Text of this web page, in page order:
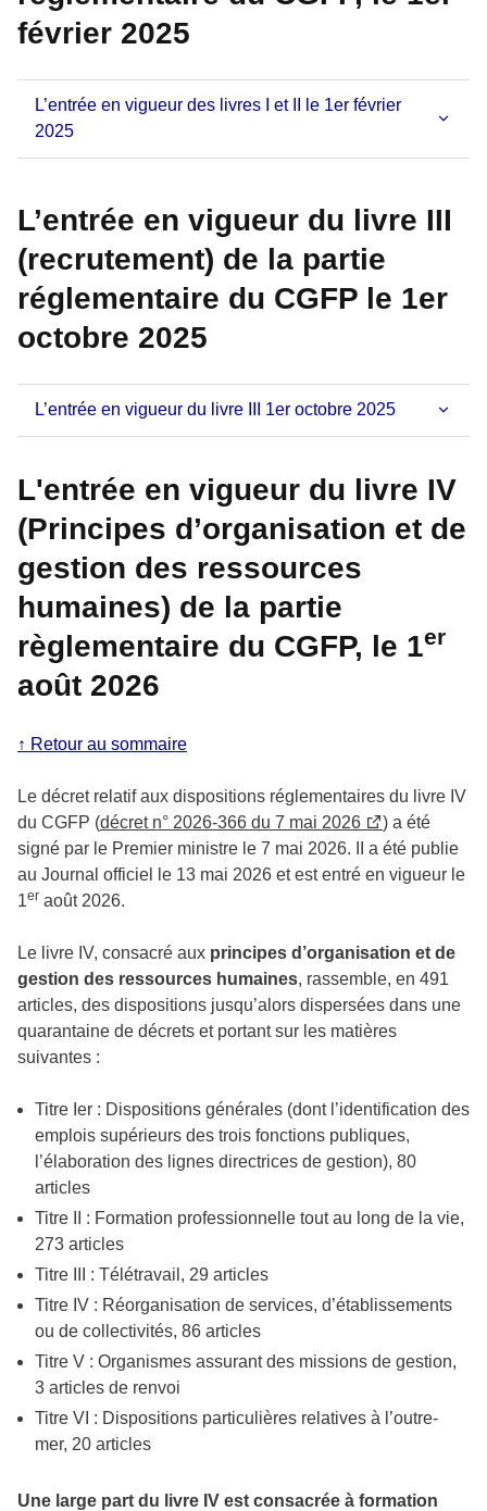
février 2025
L’entrée en vigueur des livres I et II le 1er février
2025
L’entrée en vigueur du livre III
(recrutement) de la partie
réglementaire du CGFP le 1er
octobre 2025
L’entrée en vigueur du livre III 1er octobre 2025
L'entrée en vigueur du livre IV
(Principes d’organisation et de
gestion des ressources
humaines) de la partie
règlementaire du CGFP, le 1er
août 2026
↑ Retour au sommaire
Le décret relatif aux dispositions réglementaires du livre IV
du CGFP (décret n° 2026-366 du 7 mai 2026
) a été
signé par le Premier ministre le 7 mai 2026. II a été publie
au Journal officiel le 13 mai 2026 et est entré en vigueur le
1er août 2026.
Le livre IV, consacré aux principes d’organisation et de
gestion des ressources humaines, rassemble, en 491
articles, des dispositions jusqu’alors dispersées dans une
quarantaine de décrets et portant sur les matières
suivantes :
Titre Ier : Dispositions générales (dont l’identification des
emplois supérieurs des trois fonctions publiques,
l’élaboration des lignes directrices de gestion), 80
articles
Titre II : Formation professionnelle tout au long de la vie,
273 articles
Titre III : Télétravail, 29 articles
Titre IV : Réorganisation de services, d’établissements
ou de collectivités, 86 articles
Titre V : Organismes assurant des missions de gestion,
3 articles de renvoi
Titre VI : Dispositions particulières relatives à l’outre-
mer, 20 articles
Une large part du livre IV est consacrée à formation